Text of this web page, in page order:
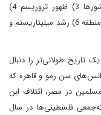
خاورمیانه 2) مداخله گرایی در تحولات داخلی کشورها 3) ظهور تروریسم 4)
حمایت از متحدان منطقه ای 5) ایجاد دو قطبی در منطقه 6) رشد میلیتاریستم و
تاریخ طولانی‌تر را دنبال
سن رمو و قاهره که
در مصر، ائتلاف ابن
فلسطینی‌ها در سال